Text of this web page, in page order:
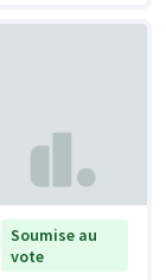
Soumise au
vote